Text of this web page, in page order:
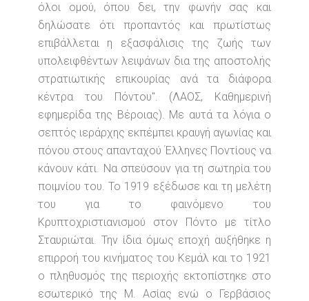
όλοι ομού, όπου δει, την φωνήν σας και
δηλώσατε ότι προπαντός και πρωτίστως
επιβάλλεται η εξασφάλισις της ζωής των
υπολειφθέντων λειψάνων δια της αποστολής
στρατιωτικής επικουρίας ανά τα διάφορα
κέντρα του Πόντου". (ΛΑΟΣ, Καθημερινή
εφημερίδα της Βέροιας). Με αυτά τα λόγια ο
σεπτός ιεράρχης εκπέμπει κραυγή αγωνίας και
πόνου στους απανταχού Έλληνες Ποντίους να
κάνουν κάτι. Να σπεύσουν για τη σωτηρία του
ποιμνίου του. Το 1919 εξέδωσε και τη μελέτη
του για το φαινόμενο του
Κρυπτοχριστιανισμού στον Πόντο με τίτλο
Σταυριώται. Την ίδια όμως εποχή αυξήθηκε η
επιρροή του κινήματος του Κεμάλ και το 1921
ο πληθυσμός της περιοχής εκτοπίστηκε στο
εσωτερικό της Μ. Ασίας ενώ ο Γερβάσιος